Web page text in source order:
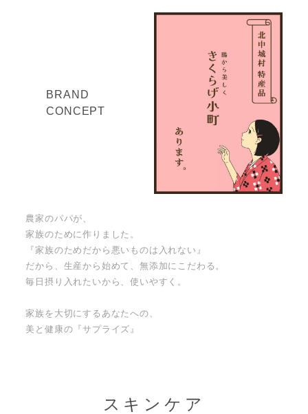
BRAND
CONCEPT
農家のパパが、
家族のために作りました。
『家族のためだから悪いものは入れない』
だから、生産から始めて、無添加にこだわる。
毎日摂り入れたいから、使いやすく。
家族を大切にするあなたへの、
美と健康の『サプライズ』
スキンケア